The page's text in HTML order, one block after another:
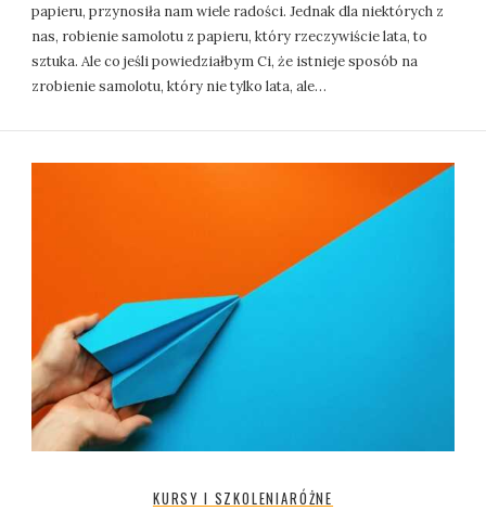
papieru, przynosiła nam wiele radości. Jednak dla niektórych z
nas, robienie samolotu z papieru, który rzeczywiście lata, to
sztuka. Ale co jeśli powiedziałbym Ci, że istnieje sposób na
zrobienie samolotu, który nie tylko lata, ale…
KURSY I SZKOLENIARÓŻNE